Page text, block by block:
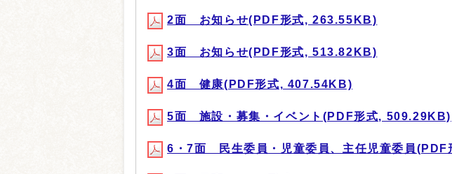
2面 お知らせ(PDF形式, 263.55KB)
3面 お知らせ(PDF形式, 513.82KB)
4面 健康(PDF形式, 407.54KB)
5面 施設・募集・イベント(PDF形式, 509.29KB)
6・7面 民生委員・児童委員、主任児童委員